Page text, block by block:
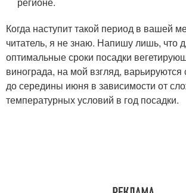
Когда наступит такой период в вашей
читатель, я не знаю. Напишу лишь, что
оптимальные сроки посадки
винограда, на мой взгляд,
до середины июня в зависимости от
температурных условий в год посадки.